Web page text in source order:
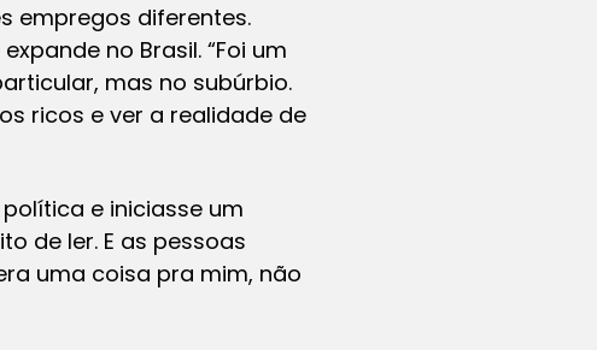
empregos diferentes.
no Brasil. “Foi um
mas no subúrbio.
ricos e ver a realidade de
e iniciasse um
de ler. E as pessoas
uma coisa pra mim, não